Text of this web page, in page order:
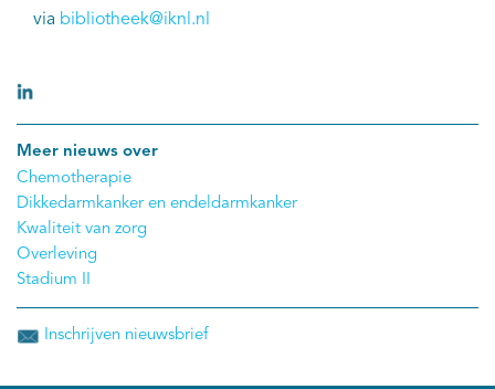
via bibliotheek@iknl.nl
Meer nieuws over
Chemotherapie
Dikkedarmkanker en endeldarmkanker
Kwaliteit van zorg
Overleving
Stadium II
Inschrijven nieuwsbrief